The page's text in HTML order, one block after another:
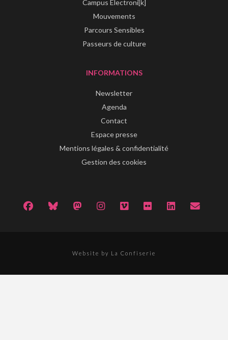
Campus Electroni[k]
Mouvements
Parcours Sensibles
Passeurs de culture
INFORMATIONS
Newsletter
Agenda
Contact
Espace presse
Mentions légales & confidentialité
Gestion des cookies
Website by La Confiserie